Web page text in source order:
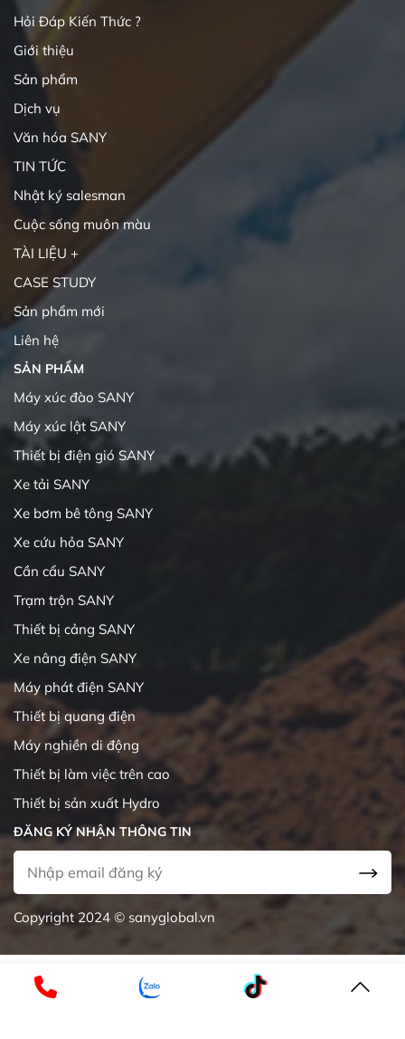
Hỏi Đáp Kiến Thức ?
Giới thiệu
Sản phẩm
Dịch vụ
Văn hóa SANY
TIN TỨC
Nhật ký salesman
Cuộc sống muôn màu
TÀI LIỆU +
CASE STUDY
Sản phẩm mới
Liên hệ
SẢN PHẨM
Máy xúc đào SANY
Máy xúc lật SANY
Thiết bị điện gió SANY
Xe tải SANY
Xe bơm bê tông SANY
Xe cứu hỏa SANY
Cần cẩu SANY
Trạm trộn SANY
Thiết bị cảng SANY
Xe nâng điện SANY
Máy phát điện SANY
Thiết bị quang điện
Máy nghiền di động
Thiết bị làm việc trên cao
Thiết bị sản xuất Hydro
ĐĂNG KÝ NHẬN THÔNG TIN
Copyright 2024 © sanyglobal.vn